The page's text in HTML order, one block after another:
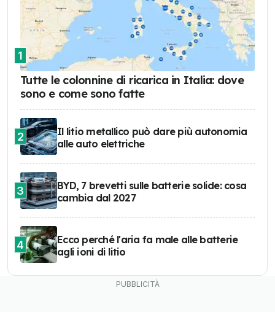
1
Tutte le colonnine di ricarica in Italia: dove
sono e come sono fatte
2
Il litio metallico può dare più autonomia
alle auto elettriche
3
BYD, 7 brevetti sulle batterie solide: cosa
cambia dal 2027
4
Ecco perché l'aria fa male alle batterie
agli ioni di litio